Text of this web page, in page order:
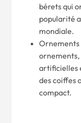
bérets qui
popularité
mondiale.
Ornements
ornements,
artificielles
des coiffes
compact.